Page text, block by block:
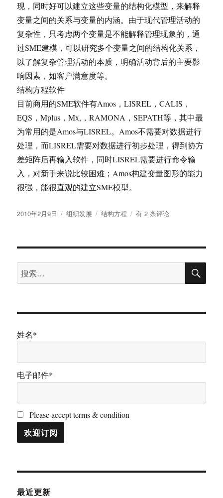
现，同时好可以建立这些变量的结构化模型，来解释
变量之间的关系与变量的内涵。由于现代管理活动的
复杂性，只考虑两个变量是不能解释管理现象的，通
过SME建模，可以研究多个变量之间的结构化关系，
以了解复杂管理活动的本质，明确活动背后的主要影
响因素，如客户满意度等。
结构方程软件
目前商用的SME软件有Amos，LISREL，CALIS，
EQS，Mplus，Mx,，RAMONA，SEPATH等，其中最
为常用的是Amos与LISREL。Amos不需要对数据进行
处理，而LISREL需要对数据进行初步处理，得到协方
差矩阵后再输入软件，同时LISREL需要进行命令输
入，对新手来说比较困难；Amos构建变量图形的能力
很强，能很直观的建立SME模型。
发
2010年2月9日
分
组织发展
标
结构方程
结
程
型
Equation
运
有 2 条评论
搜
索：
搜
姓名*
电子邮件*
Please accept terms & condition
最近更新